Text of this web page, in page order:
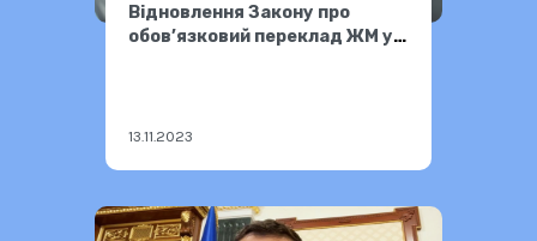
Відновлення Закону про
обов’язковий переклад ЖМ у
13.11.2023